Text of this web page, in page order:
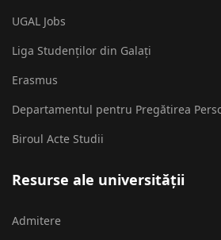
UGAL Jobs
Liga Studenților din Galați
Erasmus
Departamentul pentru Pregătirea
Biroul Acte Studii
Resurse ale universității
Admitere